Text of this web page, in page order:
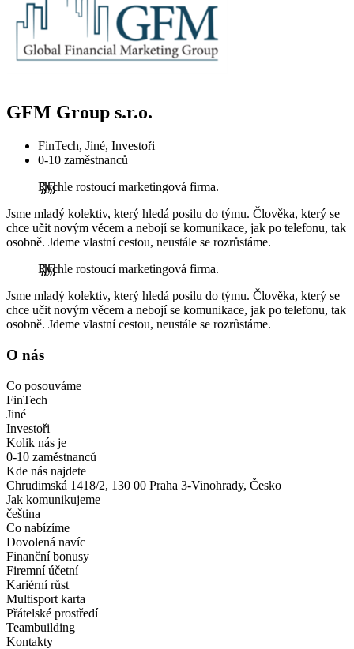
GFM Group s.r.o.
FinTech, Jiné, Investoři
0-10 zaměstnanců
Rychle rostoucí marketingová firma.
Jsme mladý kolektiv, který hledá posilu do týmu. Člověka, který se
chce učit novým věcem a nebojí se komunikace, jak po telefonu, tak
osobně. Jdeme vlastní cestou, neustále se rozrůstáme.
Rychle rostoucí marketingová firma.
Jsme mladý kolektiv, který hledá posilu do týmu. Člověka, který se
chce učit novým věcem a nebojí se komunikace, jak po telefonu, tak
osobně. Jdeme vlastní cestou, neustále se rozrůstáme.
O nás
Co posouváme
FinTech
Jiné
Investoři
Kolik nás je
0-10 zaměstnanců
Kde nás najdete
Chrudimská 1418/2, 130 00 Praha 3-Vinohrady, Česko
Jak komunikujeme
čeština
Co nabízíme
Dovolená navíc
Finanční bonusy
Firemní účetní
Kariérní růst
Multisport karta
Přátelské prostředí
Teambuilding
Kontakty